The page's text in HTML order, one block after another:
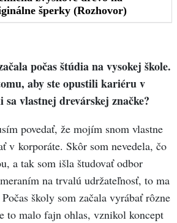
počas štúdia na vysokej škole.
aby ste opustili kariéru v
sa vlastnej drevárskej značke?
povedať, že mojím snom vlastne
v korporáte. Skôr som nevedela, čo
a tak som išla študovať odbor
na trvalú udržateľnosť, to ma
školy som začala vyrábať rôzne
to malo fajn ohlas, vznikol koncept